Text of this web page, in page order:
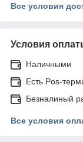
Все условия
Условия
Наличными
Есть Pos-
Безналиный
Все условия